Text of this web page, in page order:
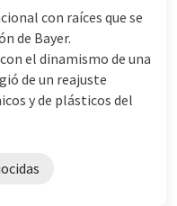
con raíces que se
de Bayer.
el dinamismo de una
de un reajuste
y de plásticos del